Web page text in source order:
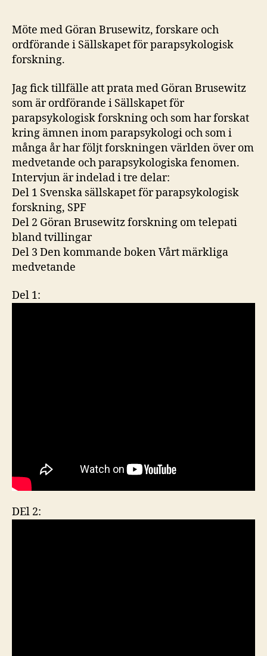
Möte med Göran Brusewitz, forskare och
ordförande i Sällskapet för parapsykologisk
forskning.
Jag fick tillfälle att prata med Göran Brusewitz
som är ordförande i Sällskapet för
parapsykologisk forskning och som har forskat
kring ämnen inom parapsykologi och som i
många år har följt forskningen världen över om
medvetande och parapsykologiska fenomen.
Intervjun är indelad i tre delar:
Del 1 Svenska sällskapet för parapsykologisk
forskning, SPF
Del 2 Göran Brusewitz forskning om telepati
bland tvillingar
Del 3 Den kommande boken Vårt märkliga
medvetande
Del 1:
DEl 2: